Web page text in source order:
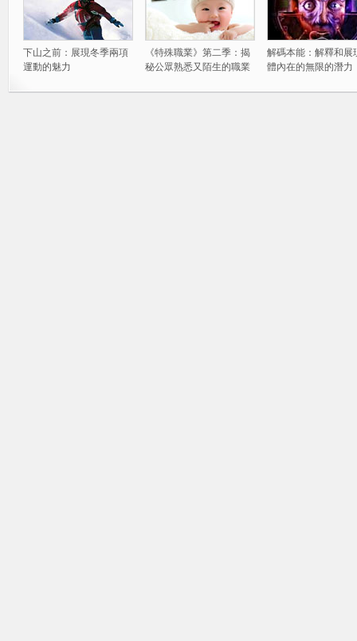
下山之前：展現冬季兩項
運動的魅力
《特殊職業》第二季：揭
秘公眾熟悉又陌生的職業
解碼本能：解釋和展
體內在的無限的潛力